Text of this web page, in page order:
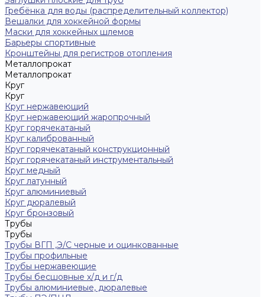
Гребёнка для воды (распределительный коллектор)
Вешалки для хоккейной формы
Маски для хоккейных шлемов
Барьеры спортивные
Кронштейны для регистров отопления
Металлопрокат
Металлопрокат
Круг
Круг
Круг нержавеющий
Круг нержавеющий жаропрочный
Круг горячекатаный
Круг калиброванный
Круг горячекатаный конструкционный
Круг горячекатаный инструментальный
Круг медный
Круг латунный
Круг алюминиевый
Круг дюралевый
Круг бронзовый
Трубы
Трубы
Трубы ВГП ,Э/С черные и оцинкованные
Трубы профильные
Трубы нержавеющие
Трубы бесшовные х/д и г/д
Трубы алюминиевые, дюралевые